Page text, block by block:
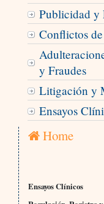
Publicidad y
Conflictos
y Fraudes
Litigación y
Ensayos
Home
Ensayos Clínicos